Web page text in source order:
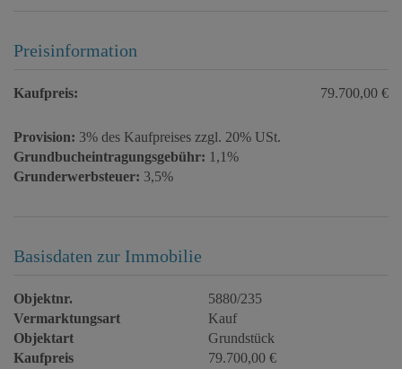
Preisinformation
Kaufpreis: 79.700,00 €
Provision: 3% des Kaufpreises zzgl. 20% USt.
Grundbucheintragungsgebühr: 1,1%
Grunderwerbsteuer: 3,5%
Basisdaten zur Immobilie
Objektnr.
5880/235
Vermarktungsart
Kauf
Objektart
Grundstück
Kaufpreis
79.700,00 €